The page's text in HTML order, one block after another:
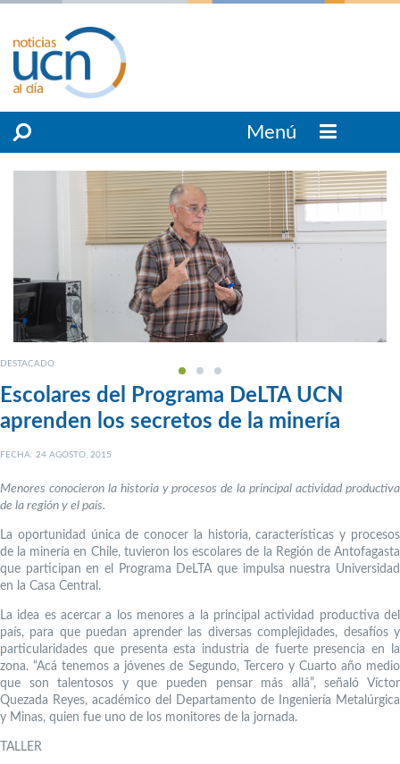
Menú
DESTACADO
Escolares del Programa DeLTA UCN
aprenden los secretos de la minería
FECHA: 24 AGOSTO, 2015
Menores conocieron la historia y procesos de la principal actividad productiva
de la región y el país.
La oportunidad única de conocer la historia, características y procesos
de la minería en Chile, tuvieron los escolares de la Región de Antofagasta
que participan en el Programa DeLTA que impulsa nuestra Universidad
en la Casa Central.
La idea es acercar a los menores a la principal actividad productiva del
país, para que puedan aprender las diversas complejidades, desafíos y
particularidades que presenta esta industria de fuerte presencia en la
zona. “Acá tenemos a jóvenes de Segundo, Tercero y Cuarto año medio
que son talentosos y que pueden pensar más allá”, señaló Víctor
Quezada Reyes, académico del Departamento de Ingeniería Metalúrgica
y Minas, quien fue uno de los monitores de la jornada.
TALLER